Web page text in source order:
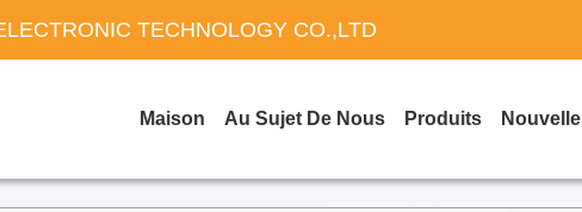
TECHNOLOGY CO.,LTD
Maison Au Sujet De Nous Produits